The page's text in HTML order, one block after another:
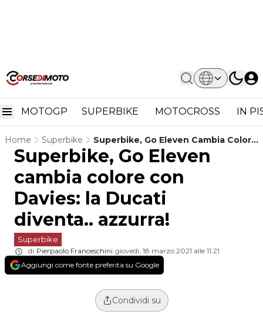
MOTOGP SUPERBIKE MOTOCROSS IN
Home Superbike
Superbike, Go Eleven Cambia Colore
Con Davies: La Ducati Diventa..
Azzurra!
Superbike, Go Eleven
cambia colore con
Davies: la Ducati
diventa.. azzurra!
Superbike
di Pierpaolo Franceschini giovedì, 18 marzo 2021 alle 11:21
Aggiungi come fonte preferita su Google
Condividi su